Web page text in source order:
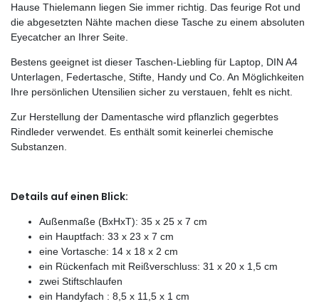
Hause Thielemann liegen Sie immer richtig. Das feurige Rot und
die abgesetzten Nähte machen diese Tasche zu einem absoluten
Eyecatcher an Ihrer Seite.
Bestens geeignet ist dieser Taschen-Liebling für Laptop, DIN A4
Unterlagen, Federtasche, Stifte, Handy und Co. An Möglichkeiten
Ihre persönlichen Utensilien sicher zu verstauen, fehlt es nicht.
Zur Herstellung der Damentasche wird pflanzlich gegerbtes
Rindleder verwendet. Es enthält somit keinerlei chemische
Substanzen.
Details auf einen Blick:
Außenmaße (BxHxT): 35 x 25 x 7 cm
ein Hauptfach: 33 x 23 x 7 cm
eine Vortasche: 14 x 18 x 2 cm
ein Rückenfach mit Reißverschluss: 31 x 20 x 1,5 cm
zwei Stiftschlaufen
ein Handyfach : 8,5 x 11,5 x 1 cm